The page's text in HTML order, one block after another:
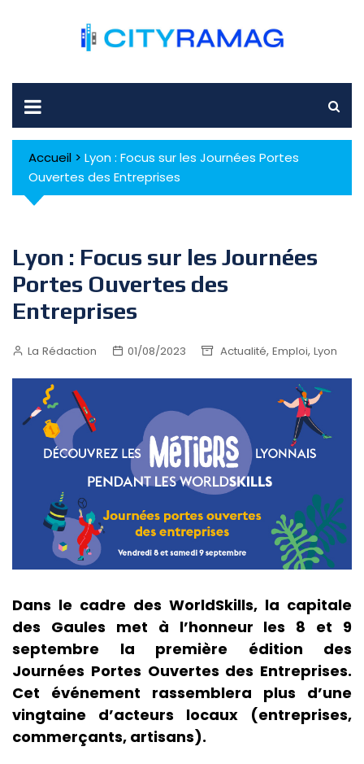
Accueil > Lyon : Focus sur les Journées Portes
Ouvertes des Entreprises
Lyon : Focus sur les Journées
Portes Ouvertes des
Entreprises
La Rédaction 01/08/2023 Actualité, Emploi, Lyon
Dans le cadre des WorldSkills, la capitale
des Gaules met à l’honneur les 8 et 9
septembre la première édition des
Journées Portes Ouvertes des Entreprises.
Cet événement rassemblera plus d’une
vingtaine d’acteurs locaux (entreprises,
commerçants, artisans).